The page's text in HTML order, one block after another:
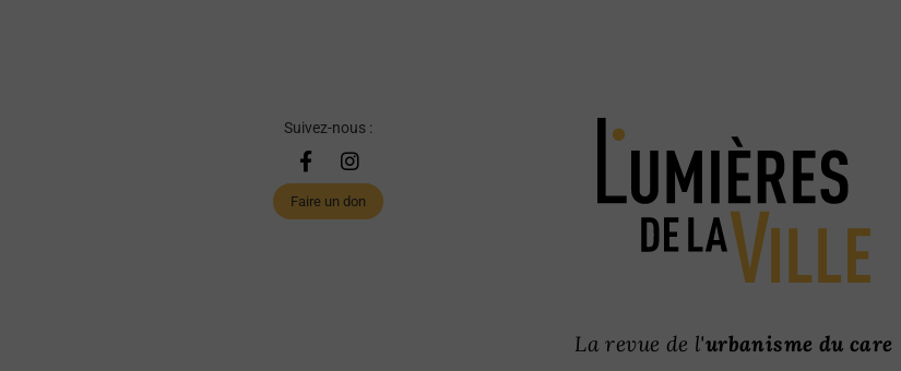
Suivez-nous :
Faire un don
La revue de l'urbanisme du care